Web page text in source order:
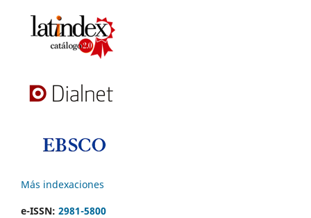
Más indexaciones
e-ISSN: 2981-5800